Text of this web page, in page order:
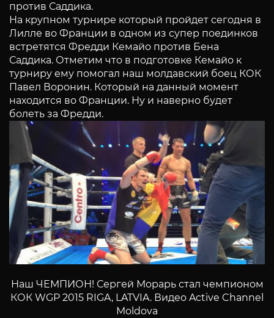
против Саддика.
На крупном турнире который пройдет сегодня в
Лилле во Франции в одном из супер поединков
встретятся Фредди Кемайо против Бена
Саддика. Отметим что в подготовке Кемайо к
турниру ему помогал наш молдавский боец КОК
Павел Воронин. Который на данный момент
находится во Франции. Ну и наверно будет
болеть за Фредди.
Наш ЧЕМПИОН! Сергей Морарь стал чемпионом
КОК WGP 2015 RIGA, LATVIA. Видео Active Channel
Moldova